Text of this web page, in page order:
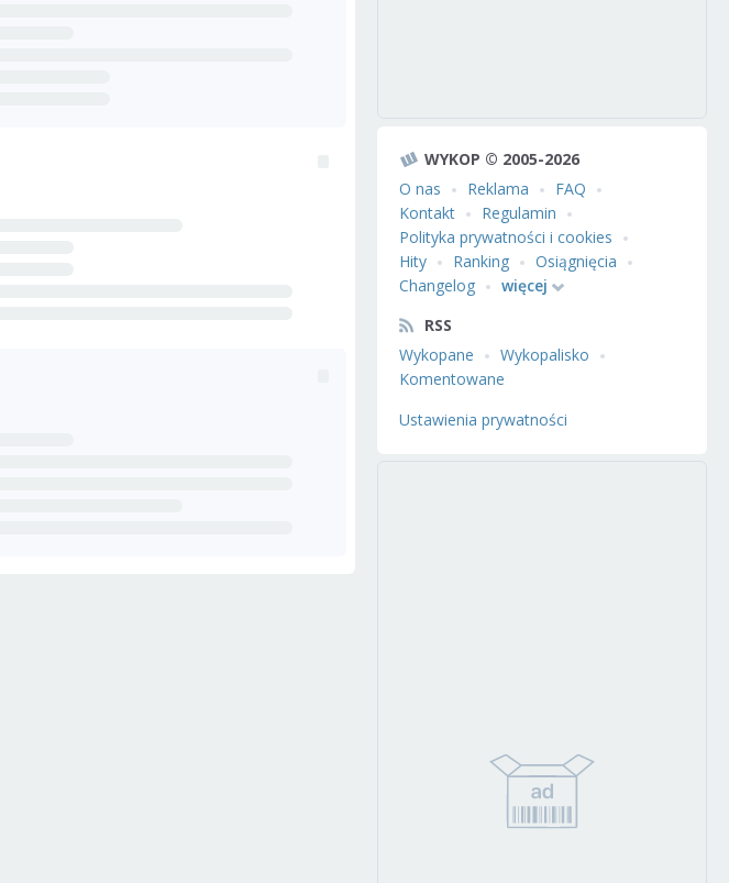
WYKOP © 2005-2026
O nas
Reklama
FAQ
Kontakt
Regulamin
Polityka prywatności i cookies
Hity
Ranking
Osiągnięcia
Changelog
więcej
RSS
Wykopane
Wykopalisko
Komentowane
Ustawienia prywatności